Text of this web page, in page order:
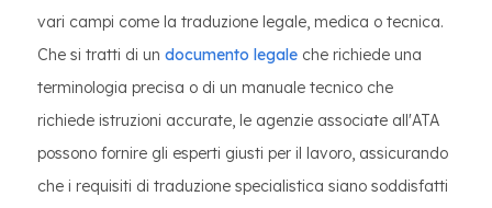
vari campi come la traduzione legale, medica o tecnica.
Che si tratti di un documento legale che richiede una
terminologia precisa o di un manuale tecnico che
richiede istruzioni accurate, le agenzie associate all'ATA
possono fornire gli esperti giusti per il lavoro, assicurando
che i requisiti di traduzione specialistica siano soddisfatti